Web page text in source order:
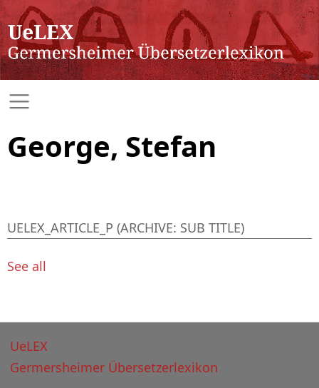
George, Stefan
UELEX_ARTICLE_P (ARCHIVE: SUB TITLE)
See all
UeLEX
Germersheimer Übersetzerlexikon